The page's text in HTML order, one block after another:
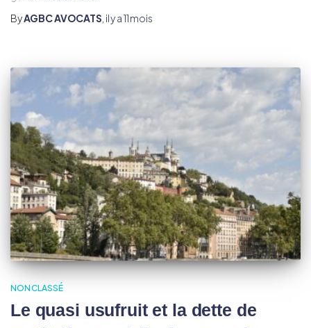
ByAGBC AVOCATS il y a11 mois
NON CLASSÉ
Le quasi usufruit et la dette de